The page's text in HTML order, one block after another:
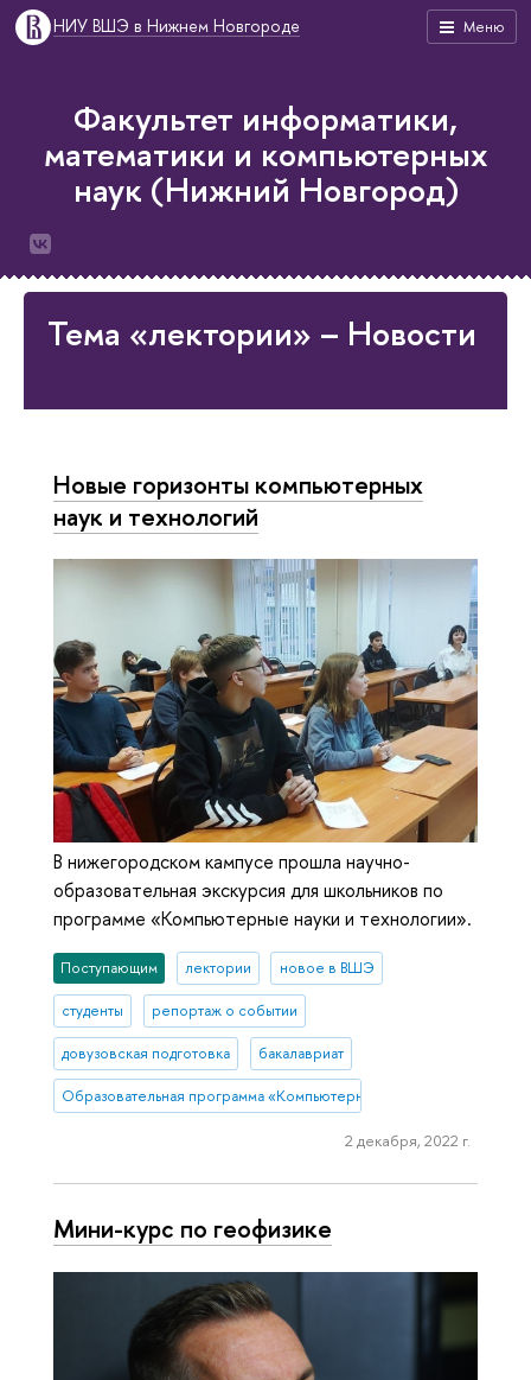
Меню
НИУ ВШЭ в Нижнем Новгороде
Факультет информатики,
математики и компьютерных
наук (Нижний Новгород)
Тема «лектории» – Новости
Новые горизонты компьютерных
наук и технологий
В нижегородском кампусе прошла научно-
образовательная экскурсия для школьников по
программе «Компьютерные науки и технологии».
Поступающим лектории новое в ВШЭ
студенты репортаж о событии
довузовская подготовка бакалавриат
Образовательная программа «Компьютерные науки и технологии»
2 декабря, 2022 г.
Мини-курс по геофизике